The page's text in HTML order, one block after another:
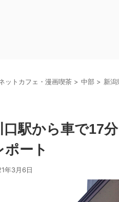
ットカフェ・漫画喫茶 > 中部 > 新潟
口駅から車で17
ポート
年3月6日